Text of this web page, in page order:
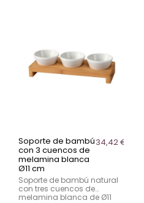
Soporte de bambú
con 3 cuencos de
melamina blanca
Ø11 cm
34,42 €
Soporte de bambú natural
con tres cuencos de
melamina blanca de Ø11